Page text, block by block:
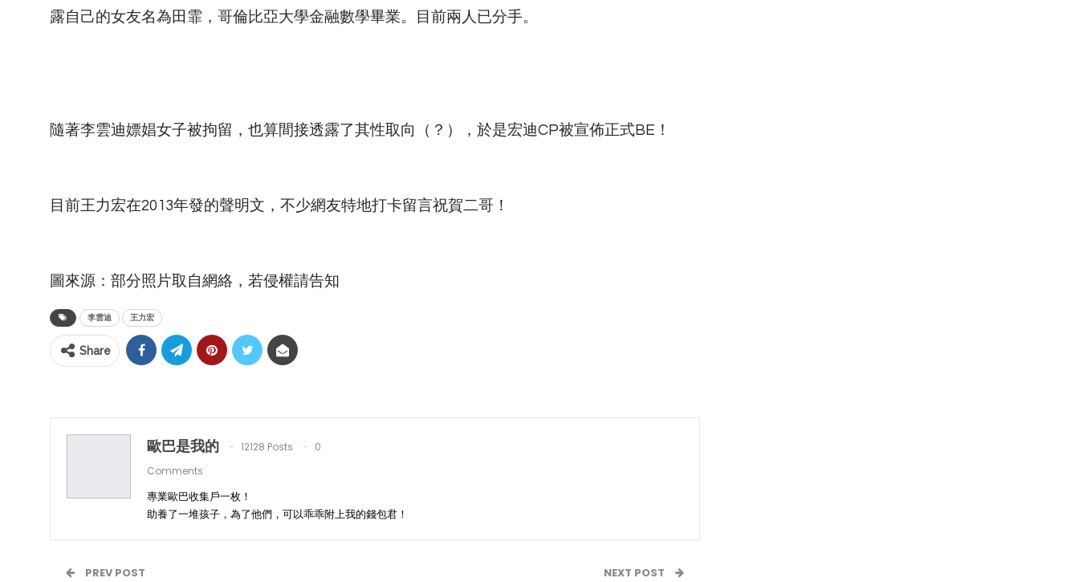
露自己的女友名為田霏，哥倫比亞大學金融數學畢業。目前兩人已分手。
隨著李雲迪嫖娼女子被拘留，也算間接透露了其性取向（？），於是宏迪CP被宣佈正式BE！
目前王力宏在2013年發的聲明文，不少網友特地打卡留言祝賀二哥！
圖來源：部分照片取自網絡，若侵權請告知
李雲迪 王力宏
Share
歐巴是我的 12128 Posts
0
Comments
專業歐巴收集戶一枚！
助養了一堆孩子，為了他們，可以乖乖附上我的錢包君！
PREV POST NEXT POST